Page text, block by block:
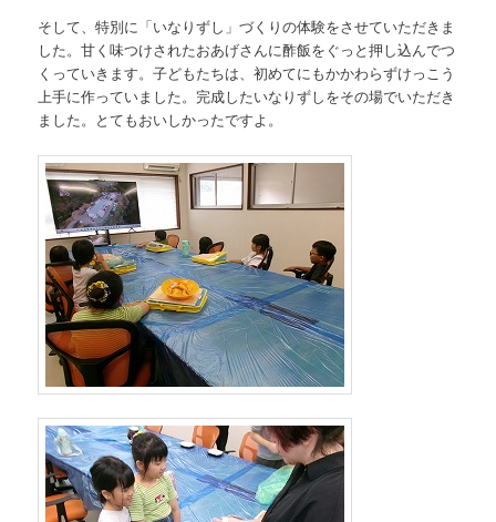
そして、特別に「いなりずし」づくりの体験をさせていただきま
した。甘く味つけされたおあげさんに酢飯をぐっと押し込んでつ
くっていきます。子どもたちは、初めてにもかかわらずけっこう
上手に作っていました。完成したいなりずしをその場でいただき
ました。とてもおいしかったですよ。